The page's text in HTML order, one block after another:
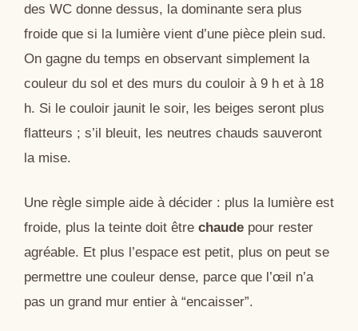
des WC donne dessus, la dominante sera plus
froide que si la lumière vient d’une pièce plein sud.
On gagne du temps en observant simplement la
couleur du sol et des murs du couloir à 9 h et à 18
h. Si le couloir jaunit le soir, les beiges seront plus
flatteurs ; s’il bleuit, les neutres chauds sauveront
la mise.
Une règle simple aide à décider : plus la lumière est
froide, plus la teinte doit être chaude pour rester
agréable. Et plus l’espace est petit, plus on peut se
permettre une couleur dense, parce que l’œil n’a
pas un grand mur entier à “encaisser”.